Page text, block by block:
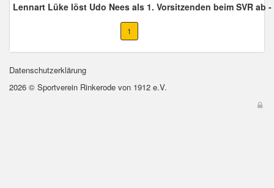
Lennart Lüke löst Udo Nees als 1. Vorsitzenden beim SVR
1
Datenschutzerklärung
2026 © Sportverein Rinkerode von 1912 e.V.